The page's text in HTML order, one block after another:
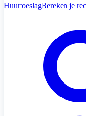
HuurtoeslagBereken je